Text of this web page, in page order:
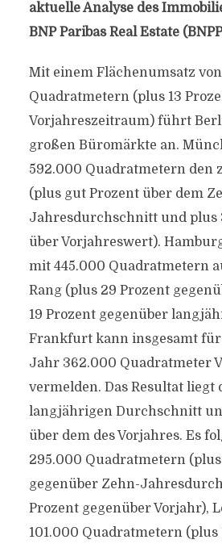
aktuelle Analyse des
BNP Paribas Real Estate
Mit einem Flächenumsatz
Quadratmetern (plus 13
Vorjahreszeitraum) führt
großen Büromärkte an.
592.000 Quadratmetern den
(plus gut Prozent über dem
Jahresdurchschnitt und plus
über Vorjahreswert).
mit 445.000 Quadratmetern
Rang (plus 29 Prozent
19 Prozent gegenüber
Frankfurt kann insgesamt für
Jahr 362.000 Quadratmeter
vermelden. Das Resultat liegt
langjährigen Durchschnitt
über dem des Vorjahres. Es
295.000 Quadratmetern
gegenüber Zehn-
Prozent gegenüber Vorjahr),
101.000 Quadratmetern (plus